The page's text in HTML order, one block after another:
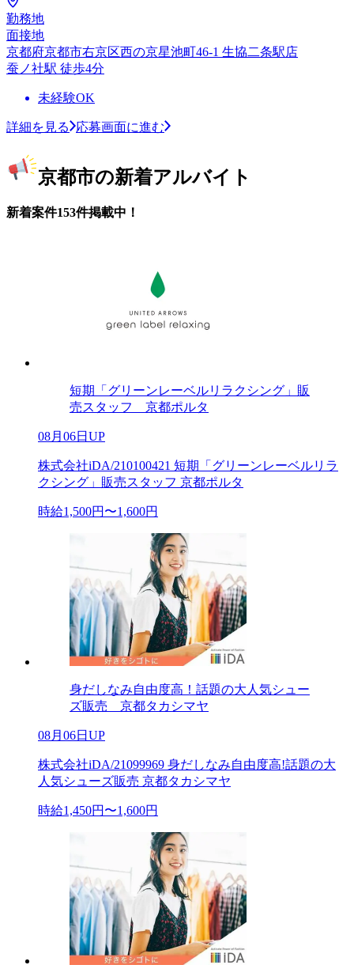
勤務地
面接地
京都府京都市右京区西の京星池町46-1 生協二条駅店
蚕ノ社駅 徒歩4分
未経験OK
詳細を見る 応募画面に進む
京都市の新着アルバイト
新着案件153件掲載中！
短期「グリーンレーベルリラクシング」販
売スタッフ 京都ポルタ
08月06日UP
株式会社iDA/210100421 短期「グリーンレーベルリラ
クシング」販売スタッフ 京都ポルタ
時給1,500円〜1,600円
身だしなみ自由度高！話題の大人気シュー
ズ販売 京都タカシマヤ
08月06日UP
株式会社iDA/21099969 身だしなみ自由度高!話題の大
人気シューズ販売 京都タカシマヤ
時給1,450円〜1,600円